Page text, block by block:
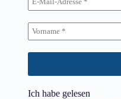
Ich habe gelesen